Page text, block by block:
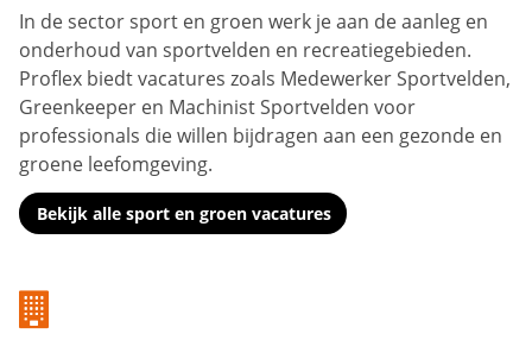
In de sector sport en groen werk je aan de aanleg en
onderhoud van sportvelden en recreatiegebieden.
Proflex biedt vacatures zoals Medewerker Sportvelden,
Greenkeeper en Machinist Sportvelden voor
professionals die willen bijdragen aan een gezonde en
groene leefomgeving.
Bekijk alle sport en groen vacatures